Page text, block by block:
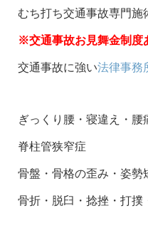
むち打ち交通事故専門
※交通事故お見舞金制度
交通事故に強い法律事務
ぎっくり腰・寝違え・
脊柱管狭窄症
骨盤・骨格の歪み・姿勢
骨折・脱臼・捻挫・打撲